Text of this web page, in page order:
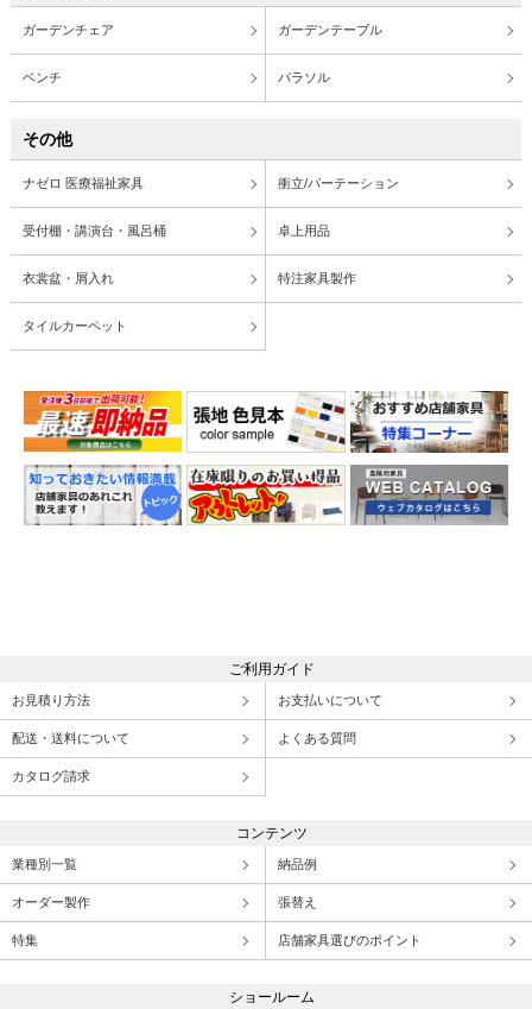
ガーデンチェア ガーデンテーブル
ベンチ パラソル
その他
ナゼロ 医療福祉家具 衝立/パーテーション
受付棚・講演台・風呂桶 卓上用品
衣裳盆・屑入れ 特注家具製作
タイルカーペット
ご利用ガイド
お見積り方法 お支払いについて
配送・送料について よくある質問
カタログ請求
コンテンツ
業種別一覧 納品例
オーダー製作 張替え
特集 店舗家具選びのポイント
ショールーム